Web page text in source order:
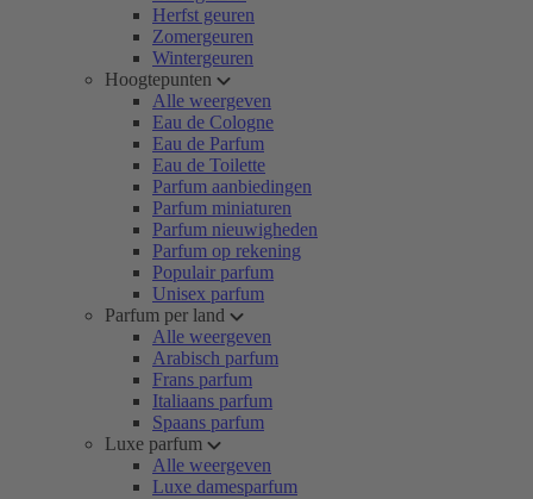
Herfst geuren
Zomergeuren
Wintergeuren
Hoogtepunten
Alle weergeven
Eau de Cologne
Eau de Parfum
Eau de Toilette
Parfum aanbiedingen
Parfum miniaturen
Parfum nieuwigheden
Parfum op rekening
Populair parfum
Unisex parfum
Parfum per land
Alle weergeven
Arabisch parfum
Frans parfum
Italiaans parfum
Spaans parfum
Luxe parfum
Alle weergeven
Luxe damesparfum